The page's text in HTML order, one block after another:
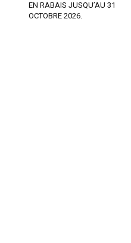
EN RABAIS JUSQU’AU 31
OCTOBRE 2026.